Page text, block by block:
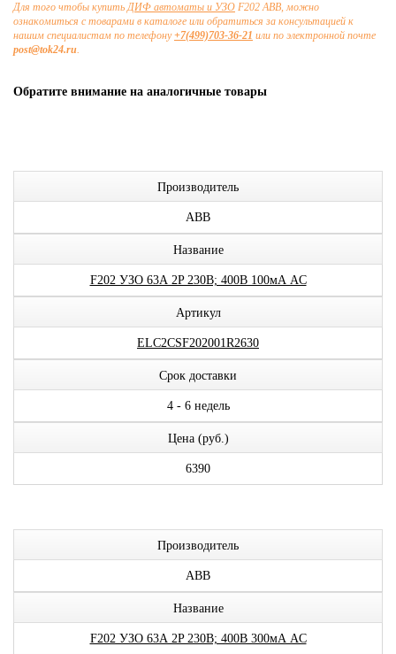
Для того чтобы купитьДИФ автоматы и УЗО F202 ABB, можно
ознакомиться с товарами в каталоге или обратиться за консультацией к
нашим специалистам по телефону+7(499)703-36-21 или по электронной почте
post@tok24.ru.
Обратите внимание на аналогичные товары
Производитель
ABB
Название
F202 УЗО 63А 2P 230В; 400В 100мА AC
Артикул
ELC2CSF202001R2630
Срок доставки
4 - 6 недель
Цена (руб.)
6390
Производитель
ABB
Название
F202 УЗО 63А 2P 230В; 400В 300мА AC